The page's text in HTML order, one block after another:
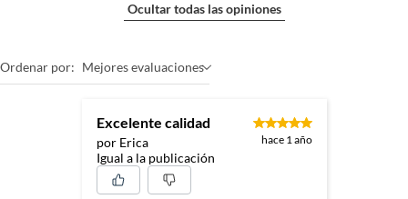
Ocultar todas las opiniones
Ordenar por: Mejores evaluaciones
Excelente calidad
por Erica hace 1 año
Igual a la publicación